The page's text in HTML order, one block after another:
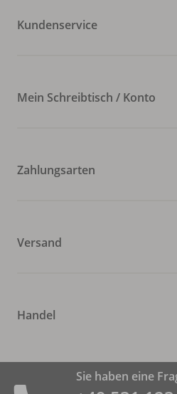
Kundenservice
Mein Schreibtisch / Konto
Zahlungsarten
Versand
Handel
Sie haben eine